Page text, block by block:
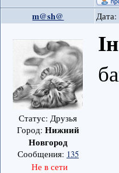
m@sh@
Статус: Друзья
Город: Нижний
Новгород
Сообщения: 135
Не в сети